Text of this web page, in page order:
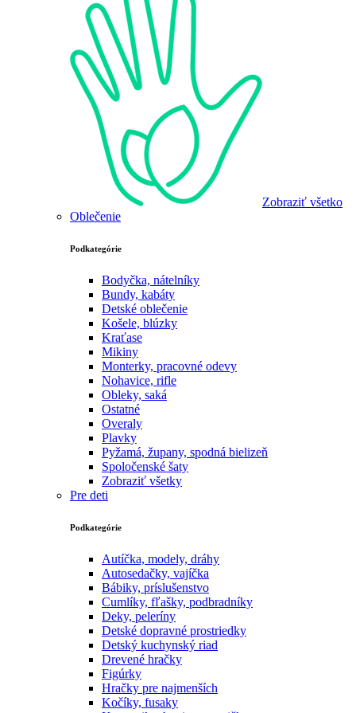
Zobraziť všetko
Oblečenie
Podkategórie
Bodyčka, nátelníky
Bundy, kabáty
Detské oblečenie
Košele, blúzky
Kraťase
Mikiny
Monterky, pracovné odevy
Nohavice, rifle
Obleky, saká
Ostatné
Overaly
Plavky
Pyžamá, župany, spodná bielizeň
Spoločenské šaty
Zobraziť všetky
Pre deti
Podkategórie
Autíčka, modely, dráhy
Autosedačky, vajíčka
Bábiky, príslušenstvo
Cumlíky, fľašky, podbradníky
Deky, peleríny
Detské dopravné prostriedky
Detský kuchynský riad
Drevené hračky
Figúrky
Hračky pre najmenších
Kočíky, fusaky